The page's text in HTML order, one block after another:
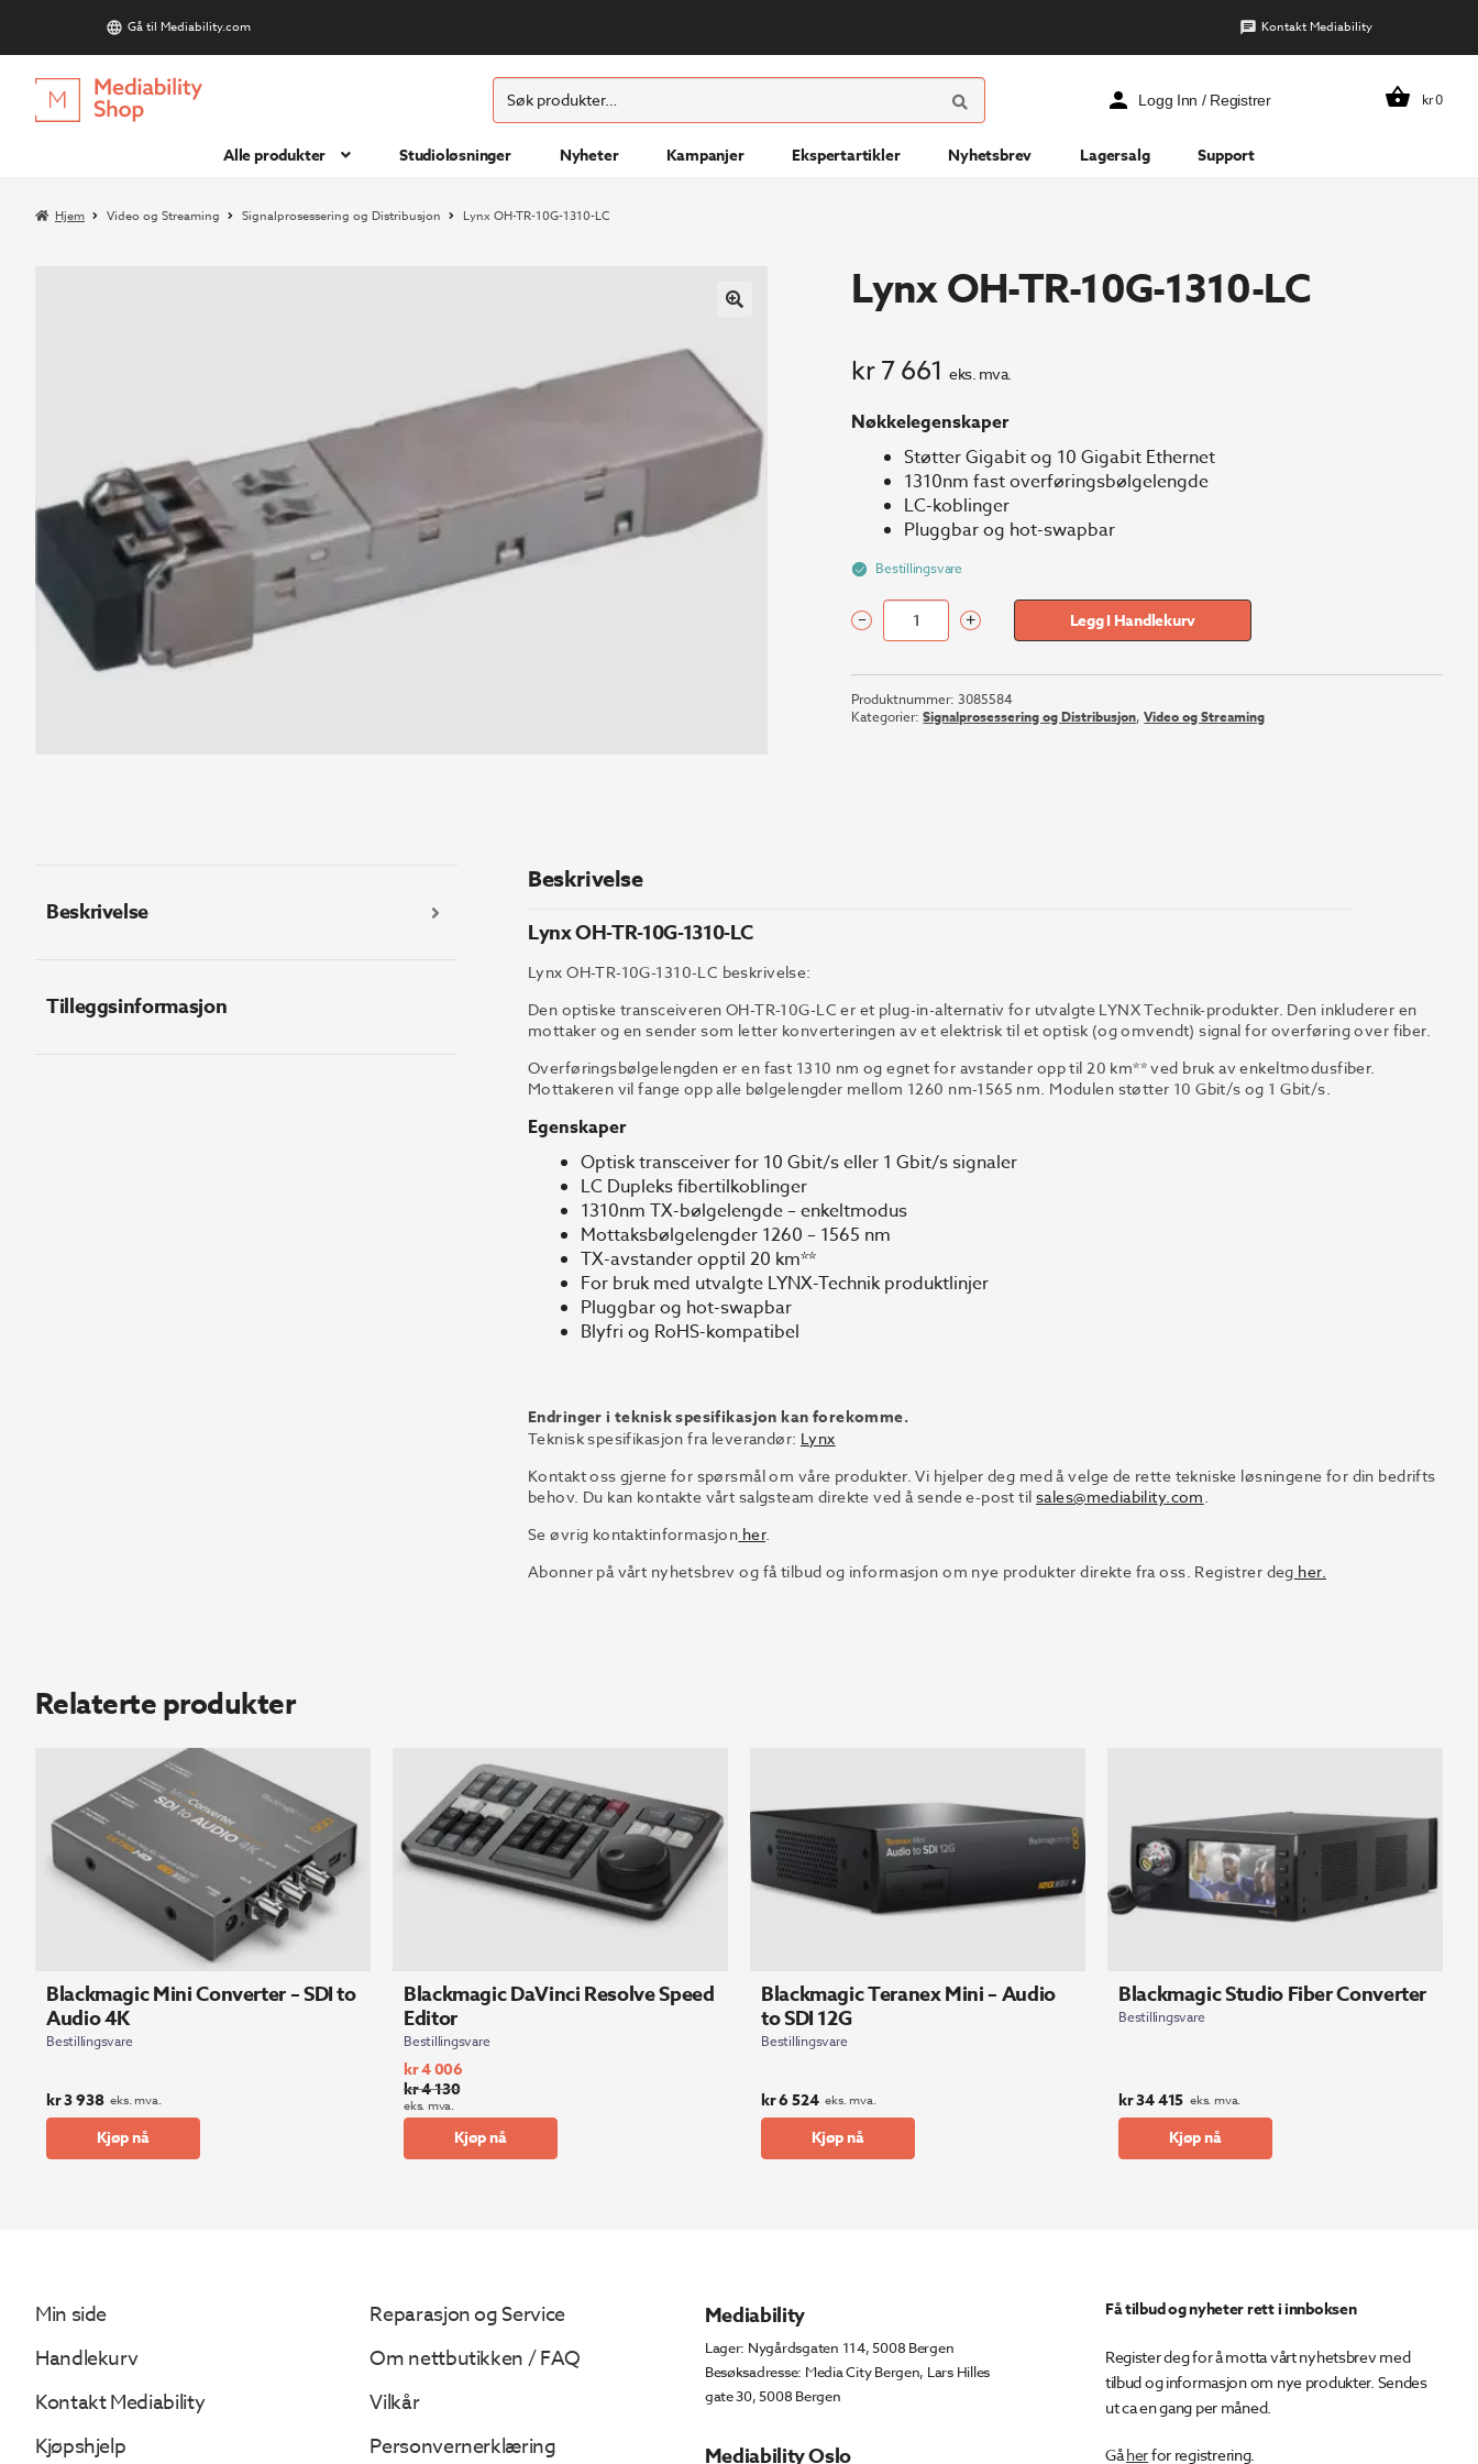
Gå til Mediability.com Kontakt Mediability
Hopp
til
Hopp
til
Søk
etter:
SØK
Logg Inn / Registrer kr0
Alle produkter Studioløsninger Nyheter Kampanjer Ekspertartikler Nyhetsbrev Lagersalg Support
Hjem Video og Streaming Signalprosessering og Distribusjon Lynx OH-TR-10G-1310-LC
Lynx OH-TR-10G-1310-LC
kr7 661 eks. mva.
Nøkkelegenskaper
Støtter Gigabit og 10 Gigabit Ethernet
1310nm fast overføringsbølgelengde
LC-koblinger
Pluggbar og hot-swapbar
Bestillingsvare
Lynx
TR-
10G-
1310-
– + Legg I Handlekurv
Produktnummer:3085584
Kategorier:Signalprosessering og Distribusjon,Video og Streaming
Beskrivelse
Tilleggsinformasjon
Beskrivelse
Lynx OH-TR-10G-1310-LC
Lynx OH-TR-10G-1310-LC beskrivelse:
Den optiske transceiveren OH-TR-10G-LC er et plug-in-alternativ for utvalgte LYNX Technik-produkter. Den inkluderer en
mottaker og en sender som letter konverteringen av et elektrisk til et optisk (og omvendt) signal for overføring over fiber.
Overføringsbølgelengden er en fast 1310 nm og egnet for avstander opp til 20 km** ved bruk av enkeltmodusfiber.
Mottakeren vil fange opp alle bølgelengder mellom 1260 nm-1565 nm. Modulen støtter 10 Gbit/s og 1 Gbit/s.
Egenskaper
Optisk transceiver for 10 Gbit/s eller 1 Gbit/s signaler
LC Dupleks fibertilkoblinger
1310nm TX-bølgelengde – enkeltmodus
Mottaksbølgelengder 1260 – 1565 nm
TX-avstander opptil 20 km**
For bruk med utvalgte LYNX-Technik produktlinjer
Pluggbar og hot-swapbar
Blyfri og RoHS-kompatibel
Endringer i teknisk spesifikasjon kan forekomme.
Teknisk spesifikasjon fra leverandør: Lynx
Kontakt oss gjerne for spørsmål om våre produkter. Vi hjelper deg med å velge de rette tekniske løsningene for din bedrifts
behov. Du kan kontakte vårt salgsteam direkte ved å sende e-post til sales@mediability.com.
Se øvrig kontaktinformasjon her.
Abonner på vårt nyhetsbrev og få tilbud og informasjon om nye produkter direkte fra oss. Registrer deg her.
Relaterte produkter
Blackmagic Mini Converter – SDI to
Audio 4K
Bestillingsvare
kr3 938 eks. mva.
Kjøp nå
Blackmagic DaVinci Resolve Speed
Editor
Bestillingsvare
kr4 130
Opprinnelig
pris
kr4 006
Nåværende
pris
eks. mva.
Kjøp nå
Blackmagic Teranex Mini – Audio
to SDI 12G
Bestillingsvare
kr6 524 eks. mva.
Kjøp nå
Blackmagic Studio Fiber Converter
Bestillingsvare
kr34 415 eks. mva.
Kjøp nå
Min side
Handlekurv
Kontakt Mediability
Kjøpshjelp
Reparasjon og Service
Om nettbutikken / FAQ
Vilkår
Personvernerklæring
Mediability
Lager: Nygårdsgaten 114, 5008 Bergen
Besøksadresse: Media City Bergen, Lars Hilles
gate 30, 5008 Bergen
Mediability Oslo
Få tilbud og nyheter rett i innboksen
Register deg for å motta vårt nyhetsbrev med
tilbud og informasjon om nye produkter. Sendes
ut ca en gang per måned.
Gåherfor registrering.